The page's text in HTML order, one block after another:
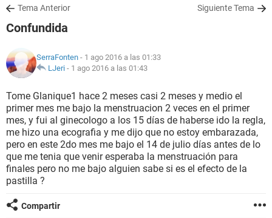
SALUD
NUTRICIÓN
BIENESTAR
SEXUALIDAD
GLOSARIO
Tema Anterior Siguiente Tema
Confundida
SerraFonten - 1 ago 2016 a las 01:33
LJeri - 1 ago 2016 a las 01:43
Tome Glanique1 hace 2 meses casi 2 meses y medio el
primer mes me bajo la menstruacion 2 veces en el primer
mes, y fui al ginecologo a los 15 días de haberse ido la regla,
me hizo una ecografia y me dijo que no estoy embarazada,
pero en este 2do mes me bajo el 14 de julio días antes de lo
que me tenia que venir esperaba la menstruación para
finales pero no me bajo alguien sabe si es el efecto de la
pastilla ?
Compartir